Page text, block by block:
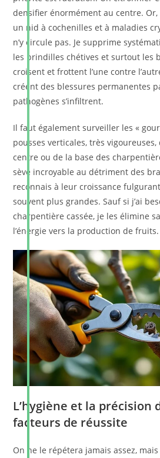
densifier énormément au centre.
un nid à cochenilles et à maladies
n’y circule pas. Je supprime
les brindilles chétives et surtout les
croisent et frottent l’une contre
créent des blessures permanentes
pathogènes s’infiltrent.
Il faut également surveiller les «
pousses verticales, très
centre ou de la base des
sève incroyable au détriment des
reconnais à leur croissance
souvent plus grandes. Sauf si j’ai
charpentière cassée, je les élimine
l’énergie vers la production de fruits.
L’hygiène et la précision
facteurs de réussite
On ne le répétera jamais assez,